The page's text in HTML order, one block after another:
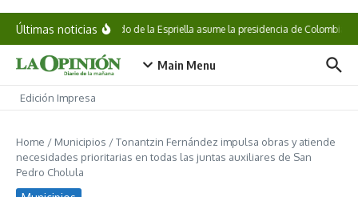
Saltar al contenido
Últimas noticiasAbelardo de la Espriella asume la presidencia de Colombia
Main Menu
Edición Impresa
Home / Municipios /Tonantzin Fernández impulsa obras y atiende
necesidades prioritarias en todas las juntas auxiliares de San
Pedro Cholula